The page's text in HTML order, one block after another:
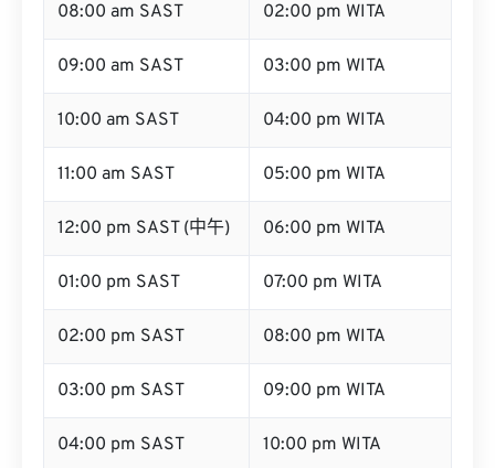
08:00 am SAST 02:00 pm WITA
09:00 am SAST 03:00 pm WITA
10:00 am SAST 04:00 pm WITA
11:00 am SAST 05:00 pm WITA
12:00 pm SAST (中午) 06:00 pm WITA
01:00 pm SAST 07:00 pm WITA
02:00 pm SAST 08:00 pm WITA
03:00 pm SAST 09:00 pm WITA
04:00 pm SAST 10:00 pm WITA